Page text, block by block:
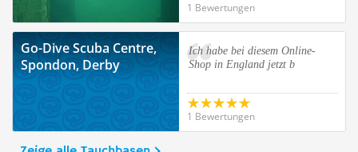
1 Bewertungen
Go-Dive Scuba Centre,
Spondon, Derby
Ich habe bei diesem Online-
Shop in England jetzt b
1 Bewertungen